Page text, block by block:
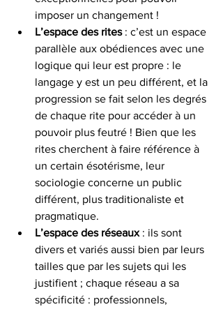
imposer un changement !
L’espace des rites : c’est un espace
parallèle aux obédiences avec une
logique qui leur est propre : le
langage y est un peu différent, et la
progression se fait selon les degrés
de chaque rite pour accéder à un
pouvoir plus feutré ! Bien que les
rites cherchent à faire référence à
un certain ésotérisme, leur
sociologie concerne un public
différent, plus traditionaliste et
pragmatique.
L’espace des réseaux : ils sont
divers et variés aussi bien par leurs
tailles que par les sujets qui les
justifient ; chaque réseau a sa
spécificité : professionnels,